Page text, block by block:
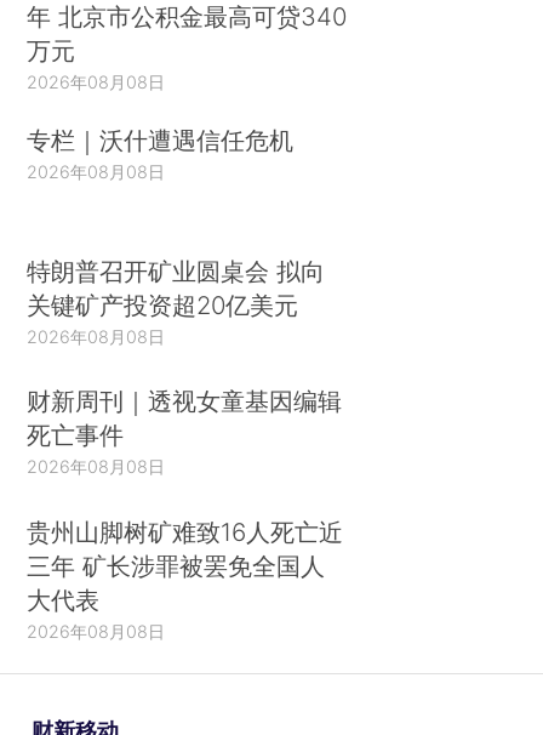
年 北京市公积金最高可贷340
万元
2026年08月08日
专栏｜沃什遭遇信任危机
2026年08月08日
特朗普召开矿业圆桌会 拟向
关键矿产投资超20亿美元
2026年08月08日
财新周刊｜透视女童基因编辑
死亡事件
2026年08月08日
贵州山脚树矿难致16人死亡近
三年 矿长涉罪被罢免全国人
大代表
2026年08月08日